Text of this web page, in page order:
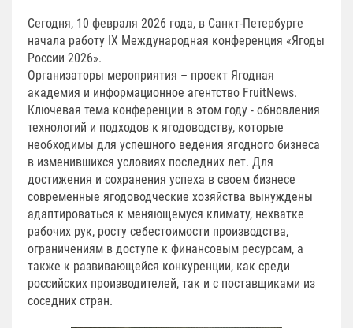
Сегодня, 10 февраля 2026 года, в Санкт-Петербурге
начала работу IX Международная конференция «Ягоды
России 2026».
Организаторы мероприятия – проект Ягодная
академия и информационное агентство FruitNews.
Ключевая тема конференции в этом году - обновления
технологий и подходов к ягодоводству, которые
необходимы для успешного ведения ягодного бизнеса
в изменившихся условиях последних лет. Для
достижения и сохранения успеха в своем бизнесе
современные ягодоводческие хозяйства вынуждены
адаптироваться к меняющемуся климату, нехватке
рабочих рук, росту себестоимости производства,
ограничениям в доступе к финансовым ресурсам, а
также к развивающейся конкуренции, как среди
российских производителей, так и с поставщиками из
соседних стран.